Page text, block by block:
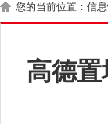
您的当前位置： 信
高德